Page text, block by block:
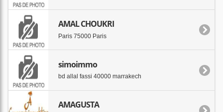
AMAL CHOUKRI
Paris 75000 Paris
simoimmo
bd allal fassi 40000 marrakech
AMAGUSTA